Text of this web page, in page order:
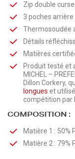
Zip double
3 poches arrière
Thermosoudée
Détails
Matières
Produit testé et
MICHEL –
Dillon Corkery,
longues et
compétition par
COMPOSITION :
Matière 1 : 50%
Matière 2 : 79%